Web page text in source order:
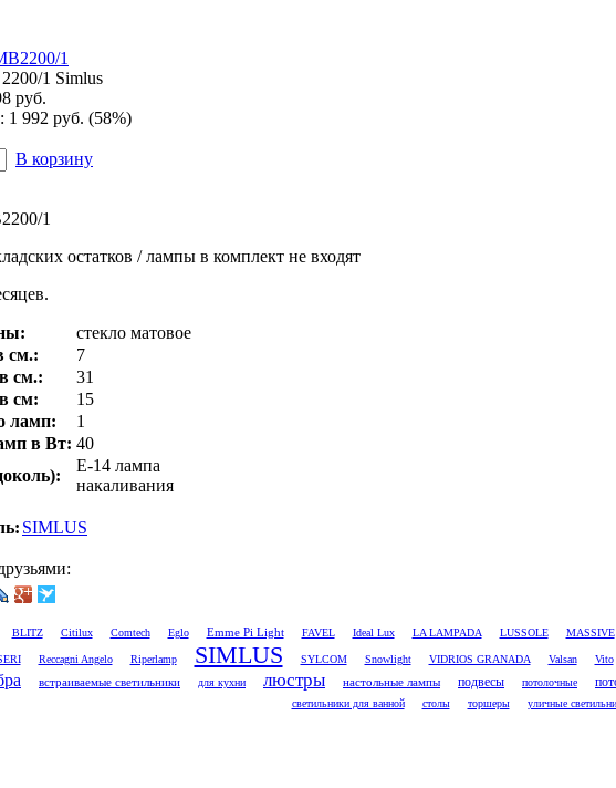
1 Simlus
руб.
1 992 руб. (58%)
В корзину
1
остатков / лампы в комплект не входят
стекло матовое
см.:
7
см.:
31
см:
15
ламп:
1
в Вт: 40
E-14 лампа
накаливания
SIMLUS
BLITZ Citilux Comtech Eglo Emme Pi Light FAVEL Ideal Lux LA LAMPADA LUSSOLE MASSIVE
Reccagni Angelo Riperlamp SIMLUS SYLCOM Snowlight VIDRIOS GRANADA Valsan Vito
встраиваемые светильники для кухни люстры настольные лампы подвесы потолочные
светильники для ванной
столы торшеры уличные